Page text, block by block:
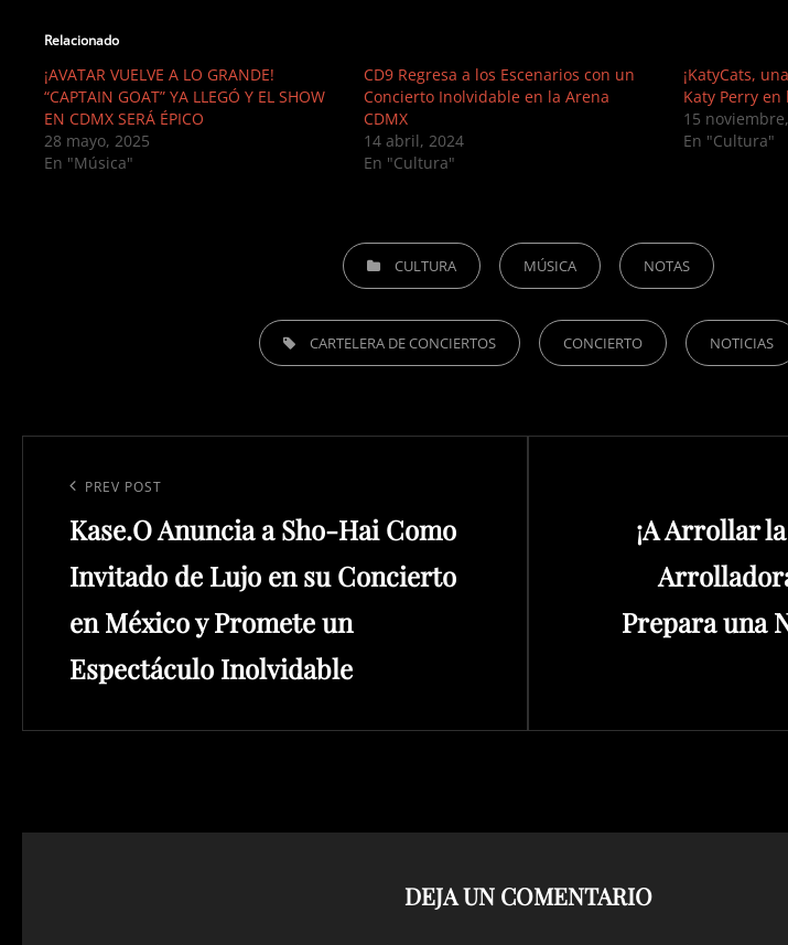
Relacionado
¡AVATAR VUELVE A LO GRANDE!
“CAPTAIN GOAT” YA LLEGÓ Y EL SHOW
EN CDMX SERÁ ÉPICO
28 mayo, 2025
En "Música"
CD9 Regresa a los Escenarios con un
Concierto Inolvidable en la Arena
CDMX
14 abril, 2024
En "Cultura"
¡KatyCats,
Katy Perry en
15
En "Cultura"
CATEGORIESCULTURA MÚSICA NOTAS
TAGS, CARTELERA DE CONCIERTOS CONCIERTO NOTICIAS
entradas
Previous
Post
PREV POST
Kase.O Anuncia a Sho-Hai Como
Invitado de Lujo en su Concierto
en México y Promete un
Espectáculo Inolvidable
¡A Arrollar
Prepara una
DEJA UN COMENTARIO